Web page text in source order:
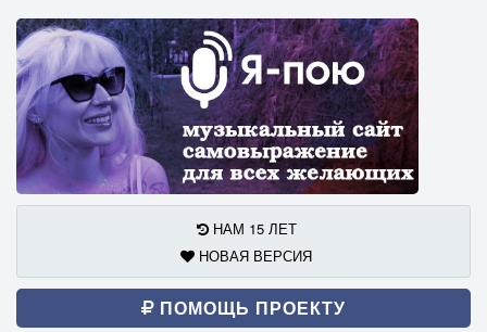
НАМ 15 ЛЕТ
НОВАЯ ВЕРСИЯ
ПОМОЩЬ ПРОЕКТУ